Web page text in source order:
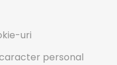
uri
personal